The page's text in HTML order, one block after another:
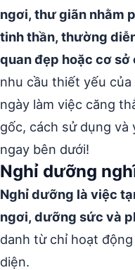
ngơi, thư giãn nhằm
tinh thần, thường
quan đẹp hoặc cơ
nhu cầu thiết yếu
ngày làm việc căng
gốc, cách sử dụng và
ngay bên dưới!
Nghỉ dưỡng
Nghỉ dưỡng là việc
ngơi, dưỡng sức và
danh từ chỉ hoạt
diện.